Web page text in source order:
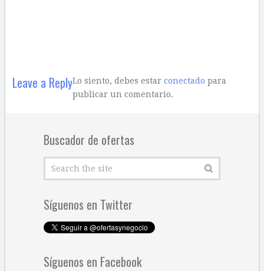
Leave a ReplyLo siento, debes estar conectado para
publicar un comentario.
Buscador de ofertas
Síguenos en Twitter
Síguenos en Facebook